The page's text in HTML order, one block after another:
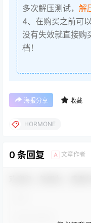
多次解压测试， 解
4、在购买之前可
没有失效就直接购
档！
海报分享 收藏
HORMONE
0 条回复 A 文章作者